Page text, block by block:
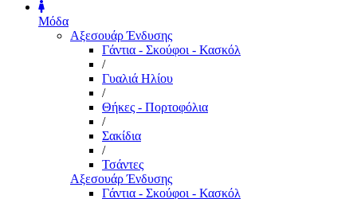
Μόδα
Αξεσουάρ Ένδυσης
Γάντια - Σκούφοι - Κασκόλ
/
Γυαλιά Ηλίου
/
Θήκες - Πορτοφόλια
/
Σακίδια
/
Τσάντες
Αξεσουάρ Ένδυσης
Γάντια - Σκούφοι - Κασκόλ